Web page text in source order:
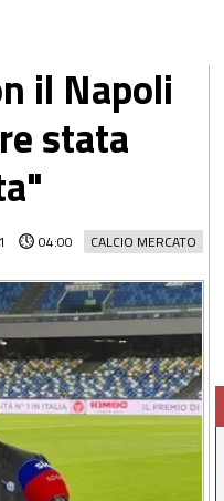
il Napoli
stata
CALCIO MERCATO
04:00